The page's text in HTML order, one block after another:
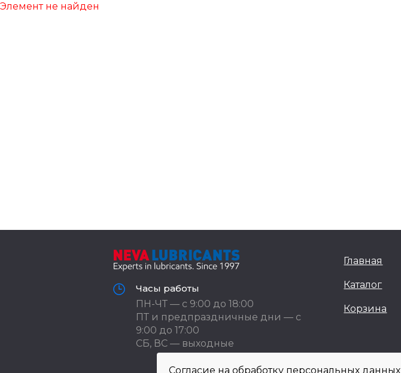
Согласие на обработку персональных данных
Элемент не найден
Часы работы
ПН-ЧТ — с 9:00 до 18:00
ПТ и предпраздничные дни — с
9:00 до 17:00
СБ, ВС — выходные
Главная
Каталог
Корзина